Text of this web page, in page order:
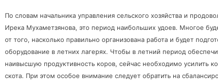
По словам начальника управления сельского хозяйства и
Ирека Мухаметзянова, это период наибольших удоев. Многое
от того, насколько правильно организована работа и будет
оборудование в летних лагерях. Чтобы в летний период
наивысшую продуктивность коров, сейчас необходимо усилить
скота. При этом особое внимание следует обратить на